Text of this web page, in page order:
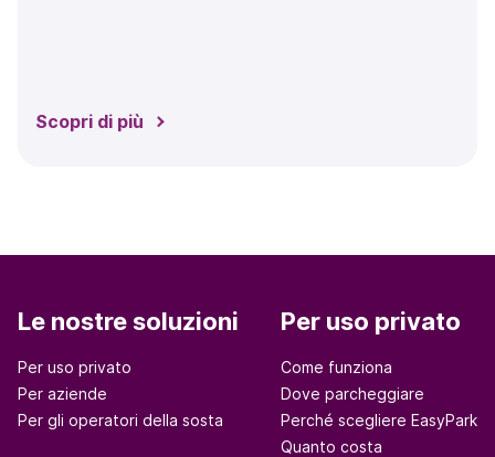
Scopri di più
Le nostre soluzioni
Per uso privato
Per aziende
Per gli operatori della sosta
Per uso privato
Come funziona
Dove parcheggiare
Perché scegliere EasyPark
Quanto costa